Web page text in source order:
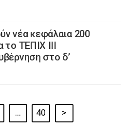
νέα κεφάλαια 200
ΤΕΠΙΧ ΙΙΙ
στο δ’
… 40 >